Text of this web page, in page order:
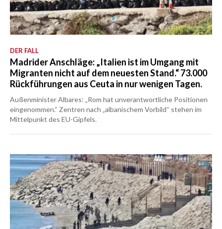
DER FALL
Madrider Anschläge: „Italien ist im Umgang mit
Migranten nicht auf dem neuesten Stand.“ 73.000
Rückführungen aus Ceuta in nur wenigen Tagen.
Außenminister Albares: „Rom hat unverantwortliche Positionen
eingenommen.“ Zentren nach „albanischem Vorbild“ stehen im
Mittelpunkt des EU-Gipfels.